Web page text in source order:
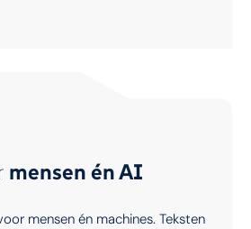
mensen én AI
mensen én machines. Teksten